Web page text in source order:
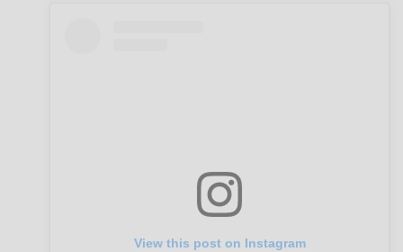
View this post on Instagram